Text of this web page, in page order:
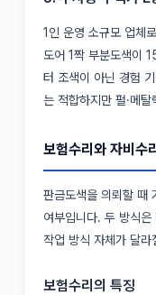
1인 운영 소규모 업체
도어 1짝 부분도색이
터 조색이 아닌 경험
는 적합하지만 펄·메
보험수리와 자비수
판금도색을 의뢰할 때
여부입니다. 두 방식
작업 방식 자체가 달라
보험수리의 특징